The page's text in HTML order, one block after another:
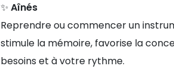
✨ Aînés
Reprendre ou commencer un
stimule la mémoire, favorise la
besoins et à votre rythme.